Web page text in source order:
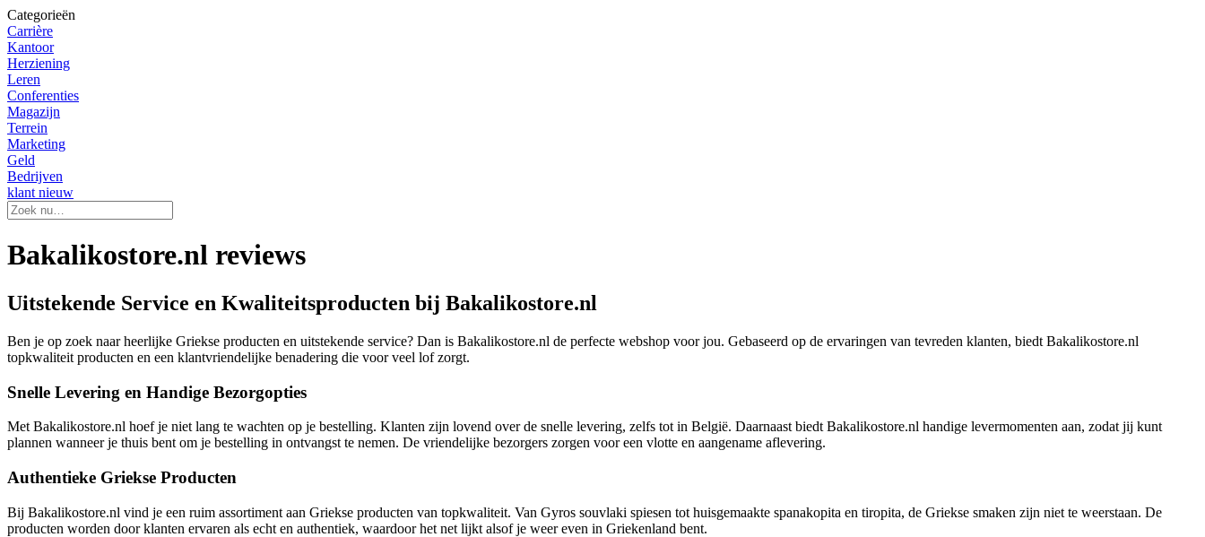
Categorieën
Carrière
Kantoor
Herziening
Leren
Conferenties
Magazijn
Terrein
Marketing
Geld
Bedrijven
klant nieuw
Bakalikostore.nl reviews
Uitstekende Service en Kwaliteitsproducten bij Bakalikostore.nl
Ben je op zoek naar heerlijke Griekse producten en uitstekende service? Dan is Bakalikostore.nl de perfecte webshop voor jou. Gebaseerd op de ervaringen van tevreden klanten, biedt Bakalikostore.nl
topkwaliteit producten en een klantvriendelijke benadering die voor veel lof zorgt.
Snelle Levering en Handige Bezorgopties
Met Bakalikostore.nl hoef je niet lang te wachten op je bestelling. Klanten zijn lovend over de snelle levering, zelfs tot in België. Daarnaast biedt Bakalikostore.nl handige levermomenten aan, zodat jij kunt
plannen wanneer je thuis bent om je bestelling in ontvangst te nemen. De vriendelijke bezorgers zorgen voor een vlotte en aangename aflevering.
Authentieke Griekse Producten
Bij Bakalikostore.nl vind je een ruim assortiment aan Griekse producten van topkwaliteit. Van Gyros souvlaki spiesen tot huisgemaakte spanakopita en tiropita, de Griekse smaken zijn niet te weerstaan. De
producten worden door klanten ervaren als echt en authentiek, waardoor het net lijkt alsof je weer even in Griekenland bent.